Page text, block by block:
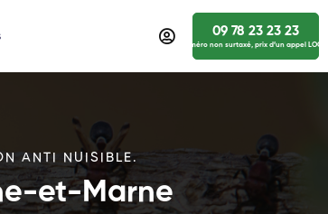
09 78 23 23 23
numéro non surtaxé, prix d’un appel
ANTI NUISIBLE.
et-Marne